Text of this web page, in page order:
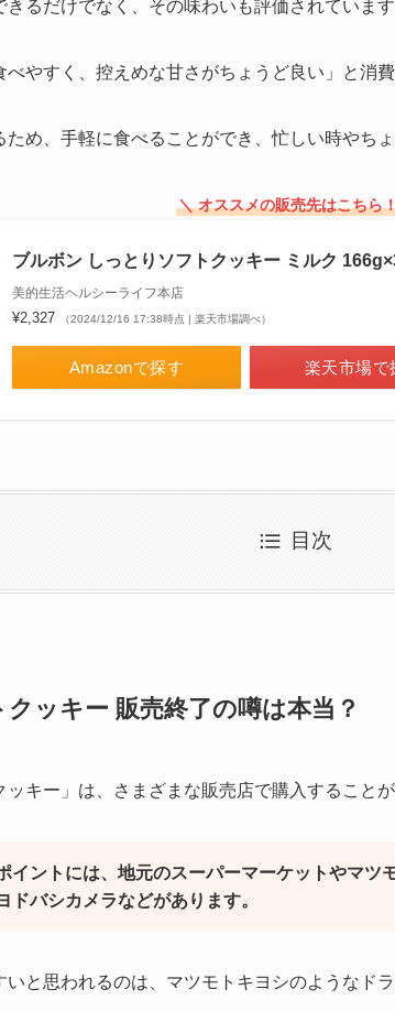
るだけでなく、その味わいも評価されています
べやすく、控えめな甘さがちょうど良い」と消
め、手軽に食べることができ、忙しい時やち
＼ オススメの販売先はこちら
ブルボン しっとりソフトクッキー ミルク
美的生活ヘルシーライフ本店
¥2,327 （2024/12/16 17:38時点 | 楽天市場調べ）
Amazonで探す 楽天市場で
目次
ッキー 販売終了の噂は本当？
ッキー」は、さまざまな販売店で購入することが
イントには、地元のスーパーマーケットやマツ
ドバシカメラなどがあります。
と思われるのは、マツモトキヨシのようなドラ